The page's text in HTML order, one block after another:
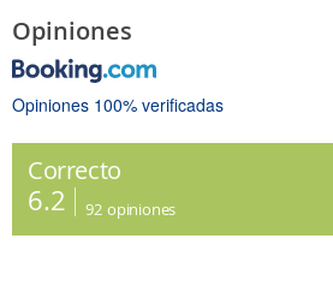
Opiniones
Opiniones 100% verificadas
Correcto
6.2 92 opiniones